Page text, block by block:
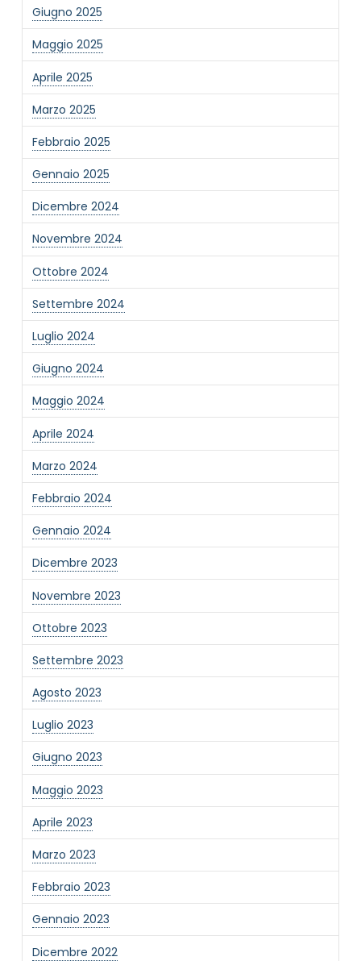
Giugno 2025
Maggio 2025
Aprile 2025
Marzo 2025
Febbraio 2025
Gennaio 2025
Dicembre 2024
Novembre 2024
Ottobre 2024
Settembre 2024
Luglio 2024
Giugno 2024
Maggio 2024
Aprile 2024
Marzo 2024
Febbraio 2024
Gennaio 2024
Dicembre 2023
Novembre 2023
Ottobre 2023
Settembre 2023
Agosto 2023
Luglio 2023
Giugno 2023
Maggio 2023
Aprile 2023
Marzo 2023
Febbraio 2023
Gennaio 2023
Dicembre 2022
NOME STRUTTURA*
MAIL REFERENTE*
MOTIVO DEL CONTATTO*
Informativa Privacy
Ho preso visione dell'informativa privacy
Privacy Policy completa
Newsletter
Desidero rimanere aggiornato sulle ultime
novità dell'Associazione tramite l'iscrizione alla
newsletter
Invia